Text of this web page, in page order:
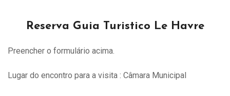
Reserva Guia Turistico Le Havre
Preencher o formulário acima.
Lugar do encontro para a visita : Câmara Municipal